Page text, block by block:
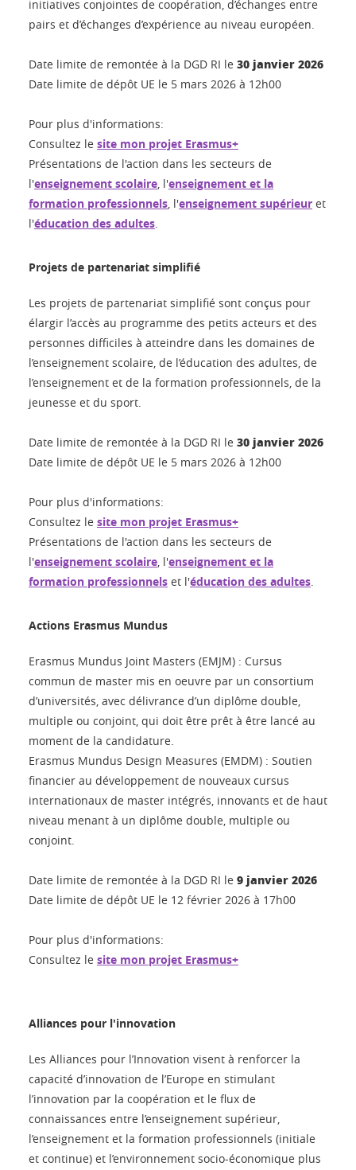
initiatives conjointes de coopération, d’échanges entre
pairs et d’échanges d’expérience au niveau européen.
Date limite de remontée à la DGD RI le 30 janvier 2026
Date limite de dépôt UE le 5 mars 2026 à 12h00
Pour plus d'informations:
Consultez le site mon projet Erasmus+
Présentations de l'action dans les secteurs de
l'enseignement scolaire, l'enseignement et la
formation professionnels, l'enseignement supérieur et
l'éducation des adultes.
Projets de partenariat simplifié
Les projets de partenariat simplifié sont conçus pour
élargir l’accès au programme des petits acteurs et des
personnes difficiles à atteindre dans les domaines de
l’enseignement scolaire, de l’éducation des adultes, de
l’enseignement et de la formation professionnels, de la
jeunesse et du sport.
Date limite de remontée à la DGD RI le 30 janvier 2026
Date limite de dépôt UE le 5 mars 2026 à 12h00
Pour plus d'informations:
Consultez le site mon projet Erasmus+
Présentations de l'action dans les secteurs de
l'enseignement scolaire, l'enseignement et la
formation professionnels et l'éducation des adultes.
Actions Erasmus Mundus
Erasmus Mundus Joint Masters (EMJM) : Cursus
commun de master mis en oeuvre par un consortium
d’universités, avec délivrance d’un diplôme double,
multiple ou conjoint, qui doit être prêt à être lancé au
moment de la candidature.
Erasmus Mundus Design Measures (EMDM) : Soutien
financier au développement de nouveaux cursus
internationaux de master intégrés, innovants et de haut
niveau menant à un diplôme double, multiple ou
conjoint.
Date limite de remontée à la DGD RI le 9 janvier 2026
Date limite de dépôt UE le 12 février 2026 à 17h00
Pour plus d'informations:
Consultez le site mon projet Erasmus+
Alliances pour l'innovation
Les Alliances pour l’Innovation visent à renforcer la
capacité d’innovation de l’Europe en stimulant
l’innovation par la coopération et le flux de
connaissances entre l’enseignement supérieur,
l’enseignement et la formation professionnels (initiale
et continue) et l’environnement socio-économique plus